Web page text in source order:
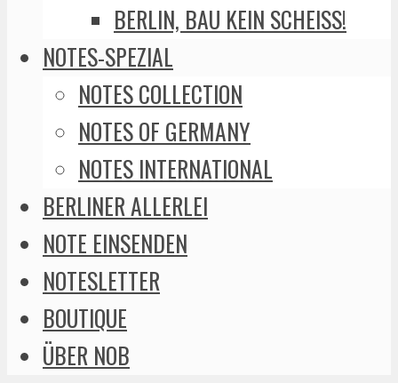
BERLIN, BAU KEIN SCHEISS!
NOTES-SPEZIAL
NOTES COLLECTION
NOTES OF GERMANY
NOTES INTERNATIONAL
BERLINER ALLERLEI
NOTE EINSENDEN
NOTESLETTER
BOUTIQUE
ÜBER NOB